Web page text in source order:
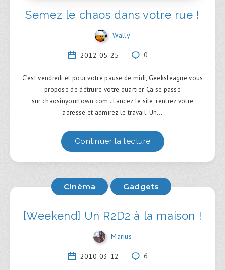
Semez le chaos dans votre rue !
Wally
2012-05-25 0
C’est vendredi et pour votre pause de midi, Geeksleague vous
propose de détruire votre quartier. Ça se passe
sur chaosinyourtown.com . Lancez le site, rentrez votre
adresse et admirez le travail. Un…
Continuer la lecture
Cinéma Gadgets
[Weekend] Un R2D2 à la maison !
Marius
2010-03-12 6